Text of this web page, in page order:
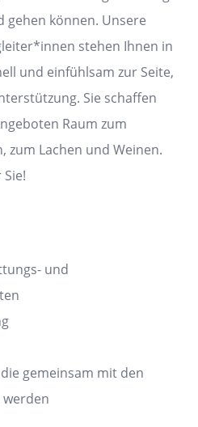
gehen können. Unsere
stehen Ihnen in
und einfühlsam zur Seite,
Sie schaffen
Raum zum
zum Lachen und Weinen.
und
gemeinsam mit den